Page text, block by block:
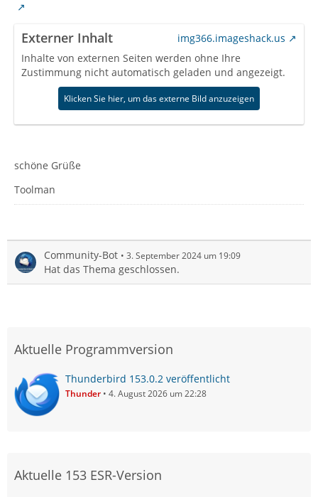
Externer Inhalt
img366.imageshack.us
Inhalte von externen Seiten werden ohne Ihre
Zustimmung nicht automatisch geladen und angezeigt.
Klicken Sie hier, um das externe Bild anzuzeigen
schöne Grüße
Toolman
Community-Bot 3. September 2024 um 19:09
Hat das Thema geschlossen.
Aktuelle Programmversion
Thunderbird 153.0.2 veröffentlicht
Thunder 4. August 2026 um 22:28
Aktuelle 153 ESR-Version